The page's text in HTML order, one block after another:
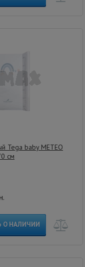
Tega baby METEO
см
О НАЛИЧИИ